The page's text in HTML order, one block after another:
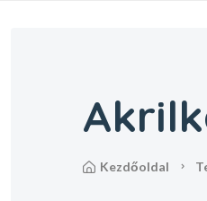
kezdőoldal